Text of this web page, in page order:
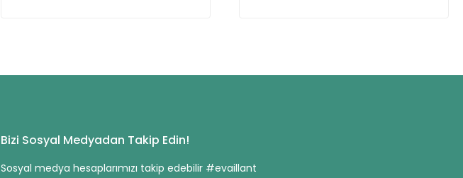
Bizi Sosyal Medyadan Takip Edin!
Sosyal medya hesaplarımızı takip edebilir #evaillant